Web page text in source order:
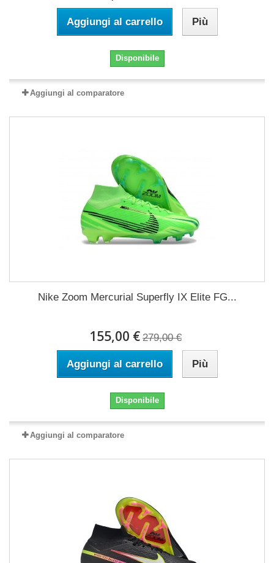
Aggiungi al carrello Più
Disponibile
Aggiungi al comparatore
Nike Zoom Mercurial Superfly IX Elite FG...
155,00 € 279,00 €
Aggiungi al carrello Più
Disponibile
Aggiungi al comparatore